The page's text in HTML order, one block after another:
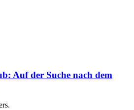
Auf der Suche nach dem